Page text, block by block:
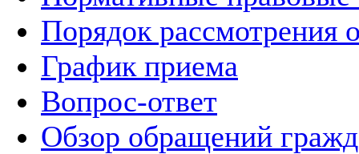
Порядок рассмотрения
График приема
Вопрос-ответ
Обзор обращений